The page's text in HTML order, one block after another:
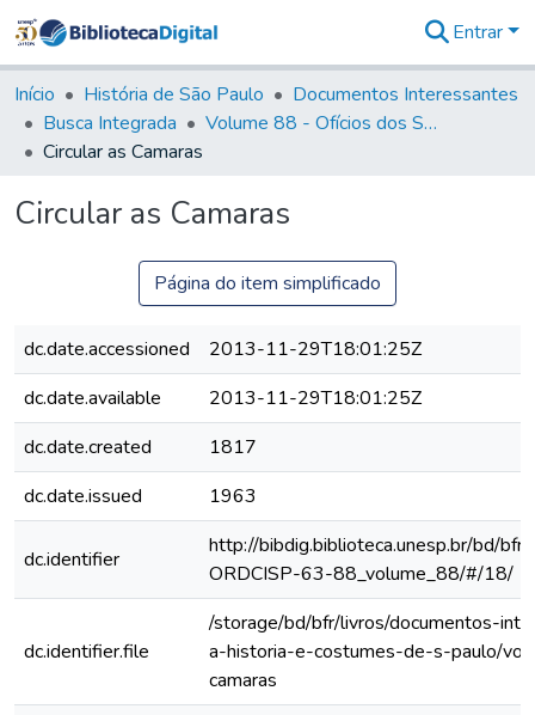
&
Coleções
Tudo na
Estatísticas
Entrar
Início História de São Paulo
Documentos Interessantes
Busca Integrada
Volume 88 - Ofícios dos Senhores Governadores Interinos da Capitania de São Paulo (1817- 1819)
Circular as Camaras
Circular as Camaras
Página do item simplificado
dc.date.accessioned
2013-11-29T18:01:25Z
dc.date.available
2013-11-29T18:01:25Z
dc.date.created
1817
dc.date.issued
1963
dc.identifier
http://bibdig.biblioteca.unesp.br/bd/
ORDCISP-63-88_volume_88/#/18/
dc.identifier.file
/storage/bd/bfr/livros/documentos-
a-historia-e-costumes-de-s-paulo/
camaras